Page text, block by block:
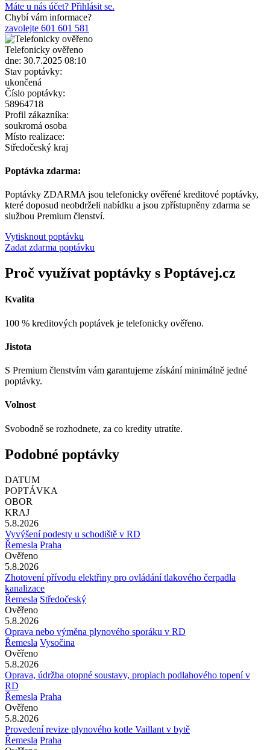
Máte u nás účet? Přihlásit se.
Chybí vám informace?
zavolejte 601 601 581
Telefonicky ověřeno
dne: 30.7.2025 08:10
Stav poptávky:
ukončená
Číslo poptávky:
58964718
Profil zákazníka:
soukromá osoba
Místo realizace:
Středočeský kraj
Poptávka zdarma:
Poptávky ZDARMA jsou telefonicky ověřené kreditové poptávky,
které doposud neobdrželi nabídku a jsou zpřístupněny zdarma se
službou Premium členství.
Vytisknout poptávku
Zadat zdarma poptávku
Proč využívat poptávky s Poptávej.cz
Kvalita
100 % kreditových poptávek je telefonicky ověřeno.
Jistota
S Premium členstvím vám garantujeme získání minimálně jedné
poptávky.
Volnost
Svobodně se rozhodnete, za co kredity utratíte.
Podobné poptávky
DATUM
POPTÁVKA
OBOR
KRAJ
5.8.2026
Vyvýšení podesty u schodiště v RD
Řemesla Praha
Ověřeno
5.8.2026
Zhotovení přívodu elektřiny pro ovládání tlakového čerpadla
kanalizace
Řemesla Středočeský
Ověřeno
5.8.2026
Oprava nebo výměna plynového sporáku v RD
Řemesla Vysočina
Ověřeno
5.8.2026
Oprava, údržba otopné soustavy, proplach podlahového topení v
RD
Řemesla Praha
Ověřeno
5.8.2026
Provedení revize plynového kotle Vaillant v bytě
Řemesla Praha